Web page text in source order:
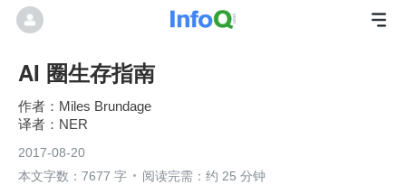
AI 圈生存指南
Miles Brundage
NER
2017-08-20
本文字数：7677 字
阅读完需：约 25 分钟